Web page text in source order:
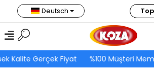
Kalite Gerçek Fiyat %100 Müşteri
Deutsch